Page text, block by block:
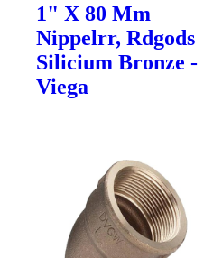
1" X 80 Mm
Nippelrr, Rdgods
Silicium Bronze -
Viega